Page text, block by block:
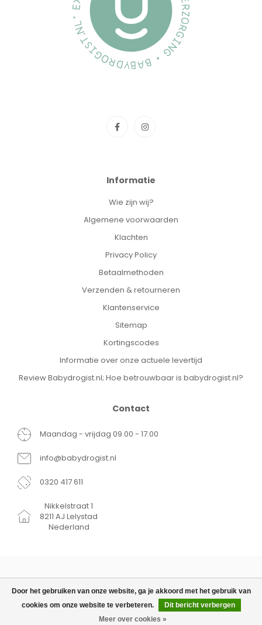
€14,99
TOEVOEGEN AAN
WINKELWAGEN
Door het gebruiken van onze website, ga je akkoord met het gebruik van
cookies om onze website te verbeteren.
Dit bericht verbergen
Meer over cookies »
Informatie
Wie zijn wij?
Algemene voorwaarden
Klachten
Privacy Policy
Betaalmethoden
Verzenden & retourneren
Klantenservice
Sitemap
Kortingscodes
Informatie over onze actuele levertijd
Review Babydrogist.nl; Hoe betrouwbaar is babydrogist.nl?
Contact
Maandag - vrijdag 09.00 - 17.00
info@babydrogist.nl
0320 417 611
Nikkelstraat 1
8211 AJ Lelystad
Nederland
© Copyright 2026 Babydrogist.nl